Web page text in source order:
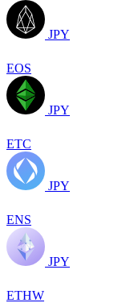
JPY
EOS
JPY
ETC
JPY
ENS
JPY
ETHW